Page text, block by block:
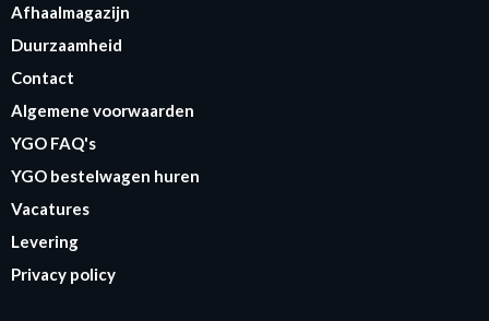
Afhaalmagazijn
Duurzaamheid
Contact
Algemene voorwaarden
YGO FAQ's
YGO bestelwagen huren
Vacatures
Levering
Privacy policy